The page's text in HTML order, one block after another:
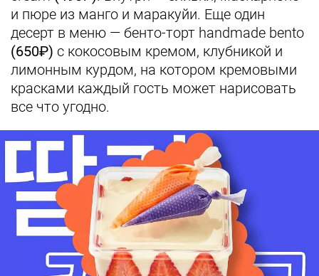
и пюре из манго и маракуйи. Еще один
десерт в меню — бенто-торт handmade bento
(650₽) с кокосовым кремом, клубникой и
лимонным курдом, на котором кремовыми
красками каждый гость может нарисовать
все что угодно.